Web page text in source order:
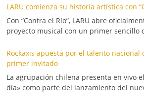
LARU comienza su historia artística con
Con “Contra el Río”, LARU abre
proyecto musical con un primer sencillo
Rockaxis apuesta por el talento nacional
primer invitado
La agrupación chilena presenta en vivo
día» como parte del lanzamiento del